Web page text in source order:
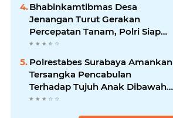
Bhabinkamtibmas Desa
Jenangan Turut Gerakan
Percepatan Tanam, Polri Siap
Kawal Swasembada Pangan
Polrestabes Surabaya Amankan
Tersangka Pencabulan
Terhadap Tujuh Anak Dibawah
Umur